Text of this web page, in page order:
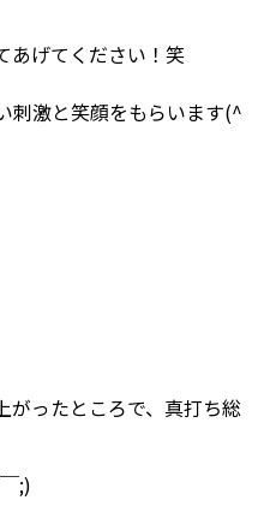
あげてください！笑
刺激と笑顔をもらいます(^
がったところで、真打ち総
;)